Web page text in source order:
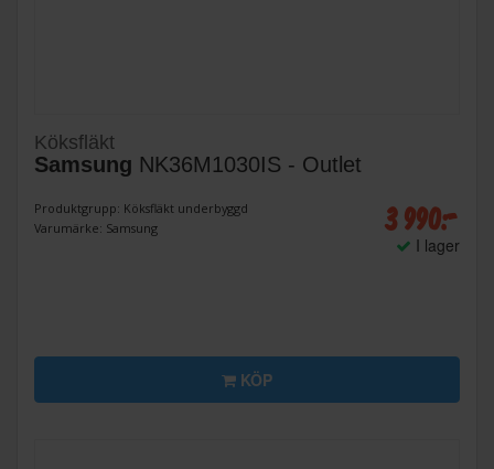
Köksfläkt
Samsung NK36M1030IS - Outlet
Produktgrupp: Köksfläkt underbyggd
Varumärke: Samsung
3 990:-
I lager
KÖP